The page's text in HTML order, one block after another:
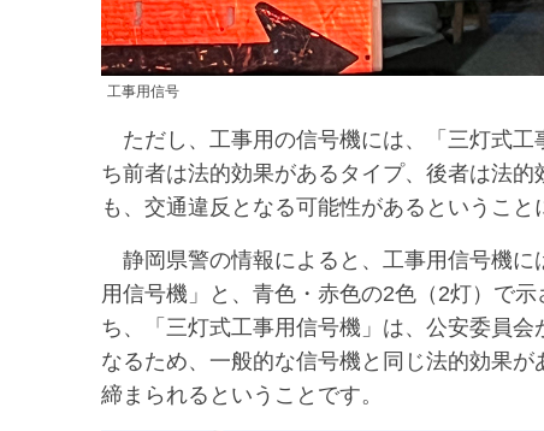
工事用信号
ただし、工事用の信号機には、「三灯式工
ち前者は法的効果があるタイプ、後者は法
も、交通違反となる可能性があるということ
静岡県警の情報によると、工事用信号機に
用信号機」と、青色・赤色の2色（2灯）で
ち、「三灯式工事用信号機」は、公安委員
なるため、一般的な信号機と同じ法的効果
締まられるということです。